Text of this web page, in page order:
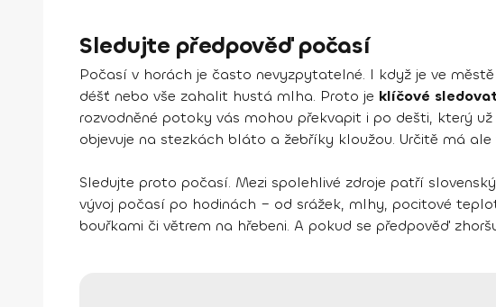
Sledujte předpověď počasí
Počasí v horách je často nevyzpytatelné. I když je ve
déšť nebo vše zahalit hustá mlha. Proto je klíčové
rozvodněné potoky vás mohou překvapit i po dešti, který
objevuje na stezkách bláto a žebříky kloužou. Určitě má
Sledujte proto počasí. Mezi spolehlivé zdroje patří
vývoj počasí po hodinách – od srážek, mlhy, pocitové
bouřkami či větrem na hřebeni. A pokud se předpověď